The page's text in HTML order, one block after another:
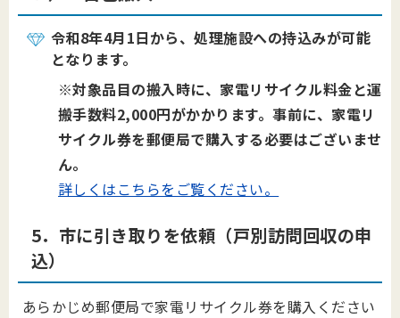
令和8年4月1日から、処理施設への持込みが可能
となります。
※対象品目の搬入時に、家電リサイクル料金と運
搬手数料2,000円がかかります。事前に、家電リ
サイクル券を郵便局で購入する必要はございませ
ん。
詳しくはこちらをご覧ください。
5．市に引き取りを依頼（戸別訪問回収の申
込）
あらかじめ郵便局で家電リサイクル券を購入ください